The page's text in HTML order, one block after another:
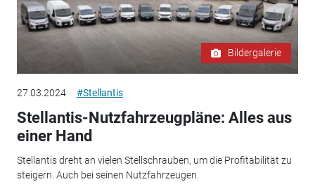
Bildergalerie
27.03.2024 #Stellantis
Stellantis-Nutzfahrzeugpläne: Alles aus
einer Hand
Stellantis dreht an vielen Stellschrauben, um die Profitabilität zu
steigern. Auch bei seinen Nutzfahrzeugen.